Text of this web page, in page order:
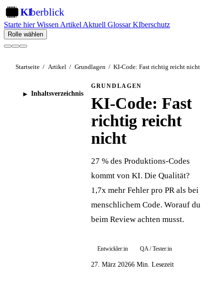
KIberblick
Starte hierWissen Artikel Aktuell GlossarKIberschutz
Rolle wählen
Startseite / Artikel / Grundlagen / KI-Code: Fast richtig reicht nicht
Inhaltsverzeichnis
GRUNDLAGEN
KI-Code: Fast
richtig reicht
nicht
27 % des Produktions-Codes
kommt von KI. Die Qualität?
1,7x mehr Fehler pro PR als bei
menschlichem Code. Worauf du
beim Review achten musst.
Entwickler:in QA / Tester:in
27. März 20266 Min. Lesezeit